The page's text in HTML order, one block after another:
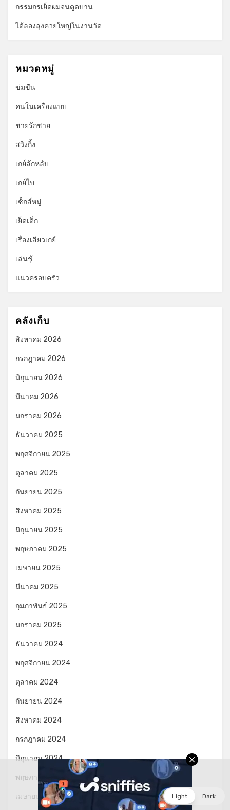
กรรมกรเย็ดผมจนตูดบาน
ได้ลองลุงควยใหญ่ในงานวัด
หมวดหมู่
ข่มขืน
คนในเครื่องแบบ
ชายรักชาย
สวิงกิ้ง
เกย์ลักหลับ
เกย์ไบ
เซ็กส์หมู่
เย็ดเด็ก
เรื่องเสียวเกย์
เล่นชู้
แนวครอบครัว
คลังเก็บ
สิงหาคม 2026
กรกฎาคม 2026
มิถุนายน 2026
มีนาคม 2026
มกราคม 2026
ธันวาคม 2025
พฤศจิกายน 2025
ตุลาคม 2025
กันยายน 2025
สิงหาคม 2025
มิถุนายน 2025
พฤษภาคม 2025
เมษายน 2025
มีนาคม 2025
กุมภาพันธ์ 2025
มกราคม 2025
ธันวาคม 2024
พฤศจิกายน 2024
ตุลาคม 2024
กันยายน 2024
สิงหาคม 2024
กรกฎาคม 2024
มิถุนายน 2024
พฤษภาคม 2024
เมษายน 2024 Light Dark